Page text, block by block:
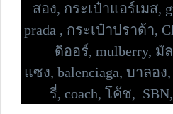
สอง, กระเป๋าแอร์เมส,
prada , กระเป๋าปราด้า,
ดิออร์, mulberry, มั
แซง, balenciaga, บาลอง
รี่, coach, โค้ช,